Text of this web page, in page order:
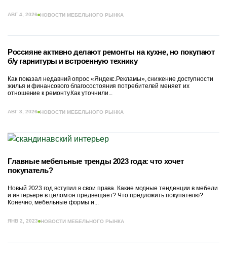
АВГ 4, 2026 НОВОСТИ МЕБЕЛЬНОГО РЫНКА
Россияне активно делают ремонты на кухне, но покупают
б/у гарнитуры и встроенную технику
Как показал недавний опрос «Яндекс.Рекламы», снижение доступности
жилья и финансового благосостояния потребителей меняет их
отношение к ремонту.Как уточнили...
АВГ 3, 2026 НОВОСТИ МЕБЕЛЬНОГО РЫНКА
Главные мебельные тренды 2023 года: что хочет
покупатель?
Новый 2023 год вступил в свои права. Какие модные тенденции в мебели
и интерьере в целом он предвещает? Что предложить покупателю?
Конечно, мебельные формы и...
ЯНВ 2, 2023 НОВОСТИ МЕБЕЛЬНОГО РЫНКА